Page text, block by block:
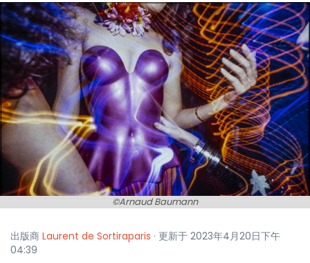
©Arnaud Baumann
出版商 Laurent de Sortiraparis · 更新于 2023年4月20日下午
04:39